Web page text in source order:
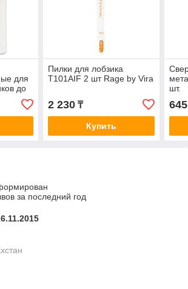
для
до
Пилки для лобзика
T101AIF 2 шт Rage by Vira
2 230₸
Купить
шт.
645
за последний год